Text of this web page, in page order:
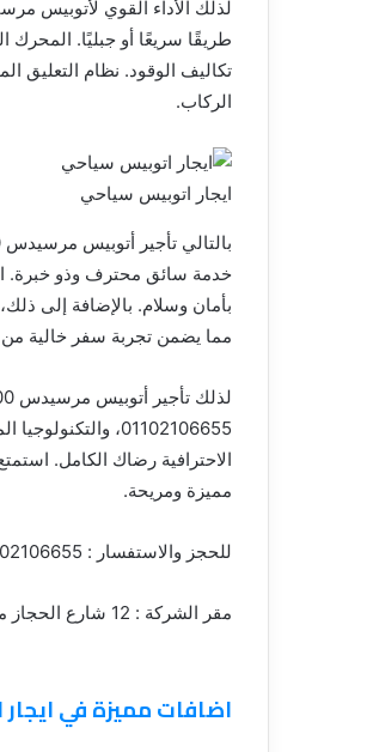
طريقًا سريعًا أو جبليًا.
تكاليف الوقود. نظام التعليق
الركاب.
ايجار اتوبيس سياحي
خدمة سائق محترف وذو خبرة.
بأمان وسلام. بالإضافة إلى
مما يضمن تجربة سفر خالية من
01102106655،
مميزة ومريحة.
للحجز والاستفسار : 01102106655
مقر الشركة : 12 شارع الحجاز ميدان المحكمة ,مصر الجديدة
اضافات مميزة في ايجار اتوبيس